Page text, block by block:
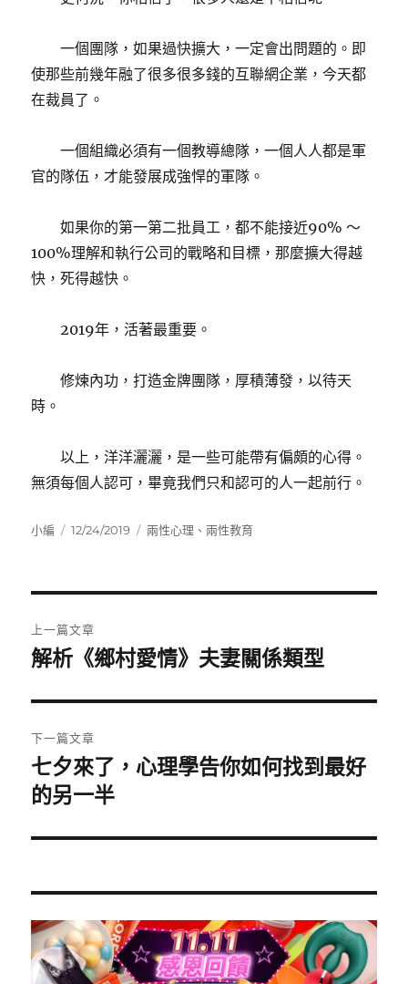
一個團隊，如果過快擴大，一定會出問題的。即
使那些前幾年融了很多很多錢的互聯網企業，今天都
在裁員了。
一個組織必須有一個教導總隊，一個人人都是軍
官的隊伍，才能發展成強悍的軍隊。
如果你的第一第二批員工，都不能接近90% ～
100%理解和執行公司的戰略和目標，那麼擴大得越
快，死得越快。
2019年，活著最重要。
修煉內功，打造金牌團隊，厚積薄發，以待天
時。
以上，洋洋灑灑，是一些可能帶有偏頗的心得。
無須每個人認可，畢竟我們只和認可的人一起前行。
作
小編
發
12/24/2019
分
兩性心理 、 兩性教育
章
覽
上一篇文章
上
篇
文
章:
解析《鄉村愛情》夫妻關係類型
下一篇文章
下
一
文
七夕來了，心理學告你如何找到最好
的另一半